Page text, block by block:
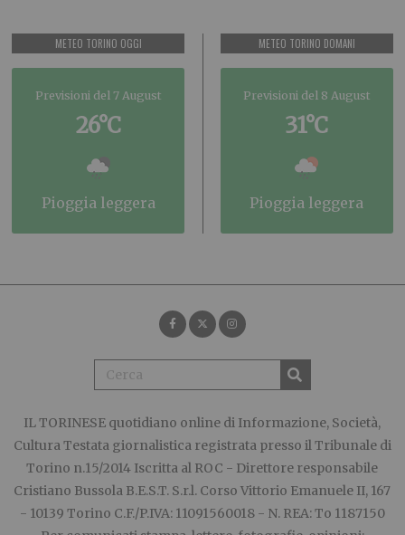
METEO TORINO OGGI
Previsioni del 7 August
26°C
pioggia leggera
METEO TORINO DOMANI
Previsioni del 8 August
31°C
pioggia leggera
IL TORINESE quotidiano online di Informazione, Società,
Cultura Testata giornalistica registrata presso il Tribunale di
Torino n.15/2014 Iscritta al ROC - Direttore responsabile
Cristiano Bussola B.E.S.T. S.r.l. Corso Vittorio Emanuele II, 167
- 10139 Torino C.F./P.IVA: 11091560018 - N. REA: To 1187150